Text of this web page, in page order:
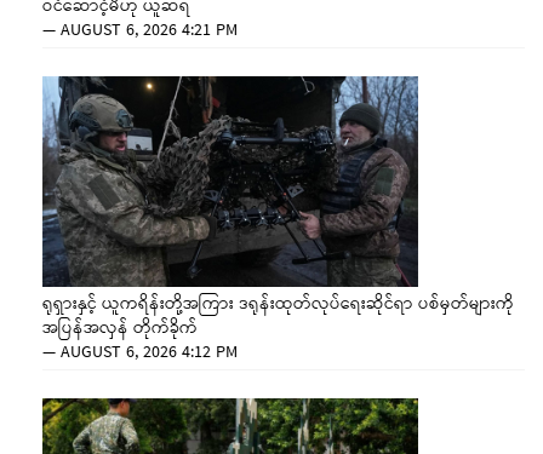
ဝင်ဆောင့်မိဟု ယူဆရ
—AUGUST 6, 2026 4:21 PM
ရုရှားနှင့် ယူကရိန်းတို့အကြား ဒရုန်းထုတ်လုပ်ရေးဆိုင်ရာ ပစ်မှတ်များကို
အပြန်အလှန် တိုက်ခိုက်
—AUGUST 6, 2026 4:12 PM